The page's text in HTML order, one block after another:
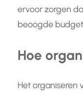
ervoor zorgen
beoogde
Hoe
Het organiseren